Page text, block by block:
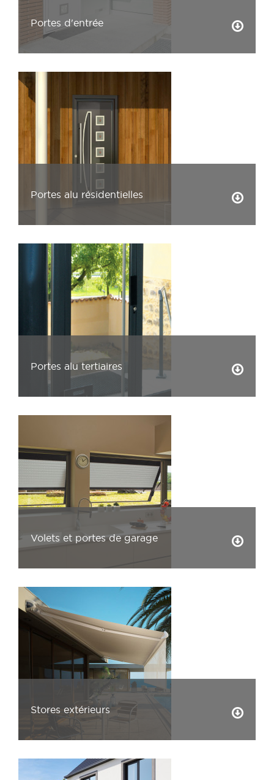
Portes d'entrée
Portes alu résidentielles
Portes alu tertiaires
Volets et portes de garage
Stores extérieurs